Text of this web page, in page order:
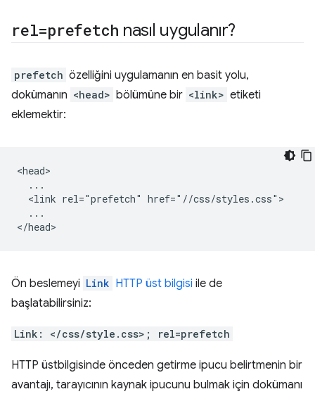
rel=prefetch nasıl uygulanır?
prefetch özelliğini uygulamanın en basit yolu,
dokümanın <head> bölümüne bir <link> etiketi
eklemektir:
<head>
  ...
  <link rel="prefetch" href="//css/styles.css">
  ...
Ön beslemeyi Link HTTP üst bilgisi ile de
başlatabilirsiniz:
Link: </css/style.css>; rel=prefetch
HTTP üstbilgisinde önceden getirme ipucu belirtmenin bir
avantajı, tarayıcının kaynak ipucunu bulmak için dokümanı